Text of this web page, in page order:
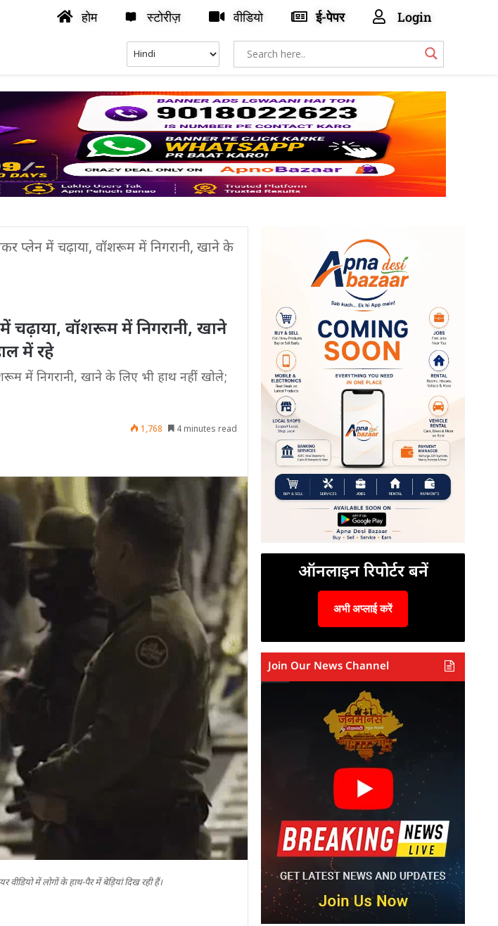
होम स्टोरीज़ वीडियो ई-पेपर Login
प्लेन में चढ़ाया, वॉशरूम में निगरानी, खाने के
चढ़ाया, वॉशरूम में निगरानी, खाने
में रहे
में निगरानी, खाने के लिए भी हाथ नहीं खोले;
1,768 4 minutes read
में लोगों के हाथ-पैर में बेड़ियां दिख रही हैं।
ऑनलाइन रिपोर्टर बनें
अभी अप्लाई करें
Join Our News Channel